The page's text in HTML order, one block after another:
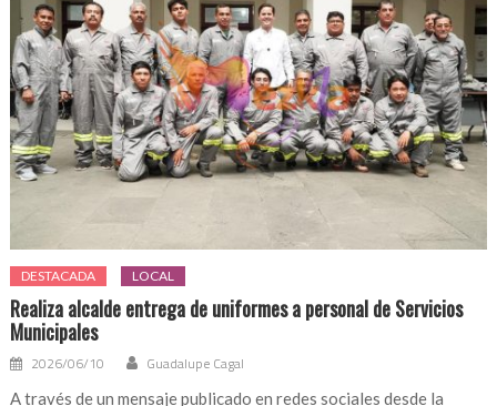
DESTACADA LOCAL
Realiza alcalde entrega de uniformes a personal de Servicios
Municipales
2026/06/10 Guadalupe Cagal
A través de un mensaje publicado en redes sociales desde la